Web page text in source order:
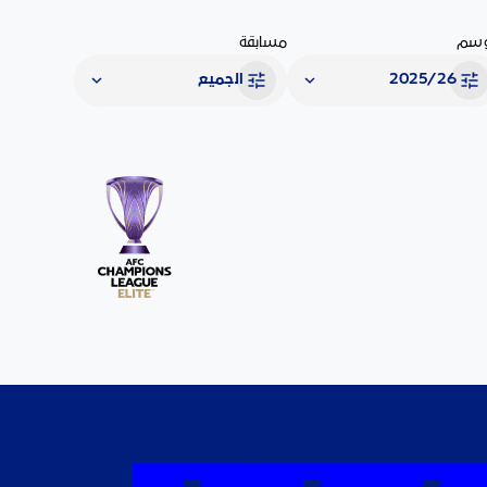
2025/26
مسابقة
الجميع